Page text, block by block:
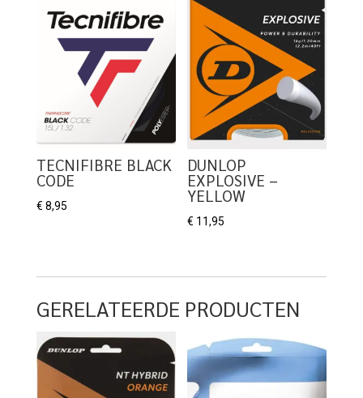
TECNIFIBRE BLACK
CODE
€ 8,95
DUNLOP
EXPLOSIVE –
YELLOW
€ 11,95
GERELATEERDE PRODUCTEN